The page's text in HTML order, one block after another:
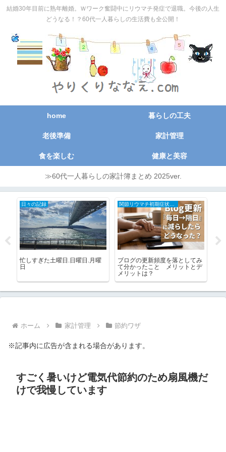
結婚30年目前に熟年離婚。Ｗワーク奮闘中にリウマチ発症で退職。今後の人生
どうなる！？60代一人暮らしの生活費も全公開！
home 暮らしの工夫
老後準備 家計管理
食を楽しむ 健康と美容
≫60代一人暮らしの家計簿まとめ 2025ver.
日々の記録
忙しすぎた土曜日.日曜日.月曜
日
ブログの更新頻度を落としてみ
て分かったこと メリットとデ
メリットは？
ホーム 家計管理 節約ワザ
※記事内に広告が含まれる場合があります。
すごく暑いけど電気代節約のため扇風機だ
けで我慢しています